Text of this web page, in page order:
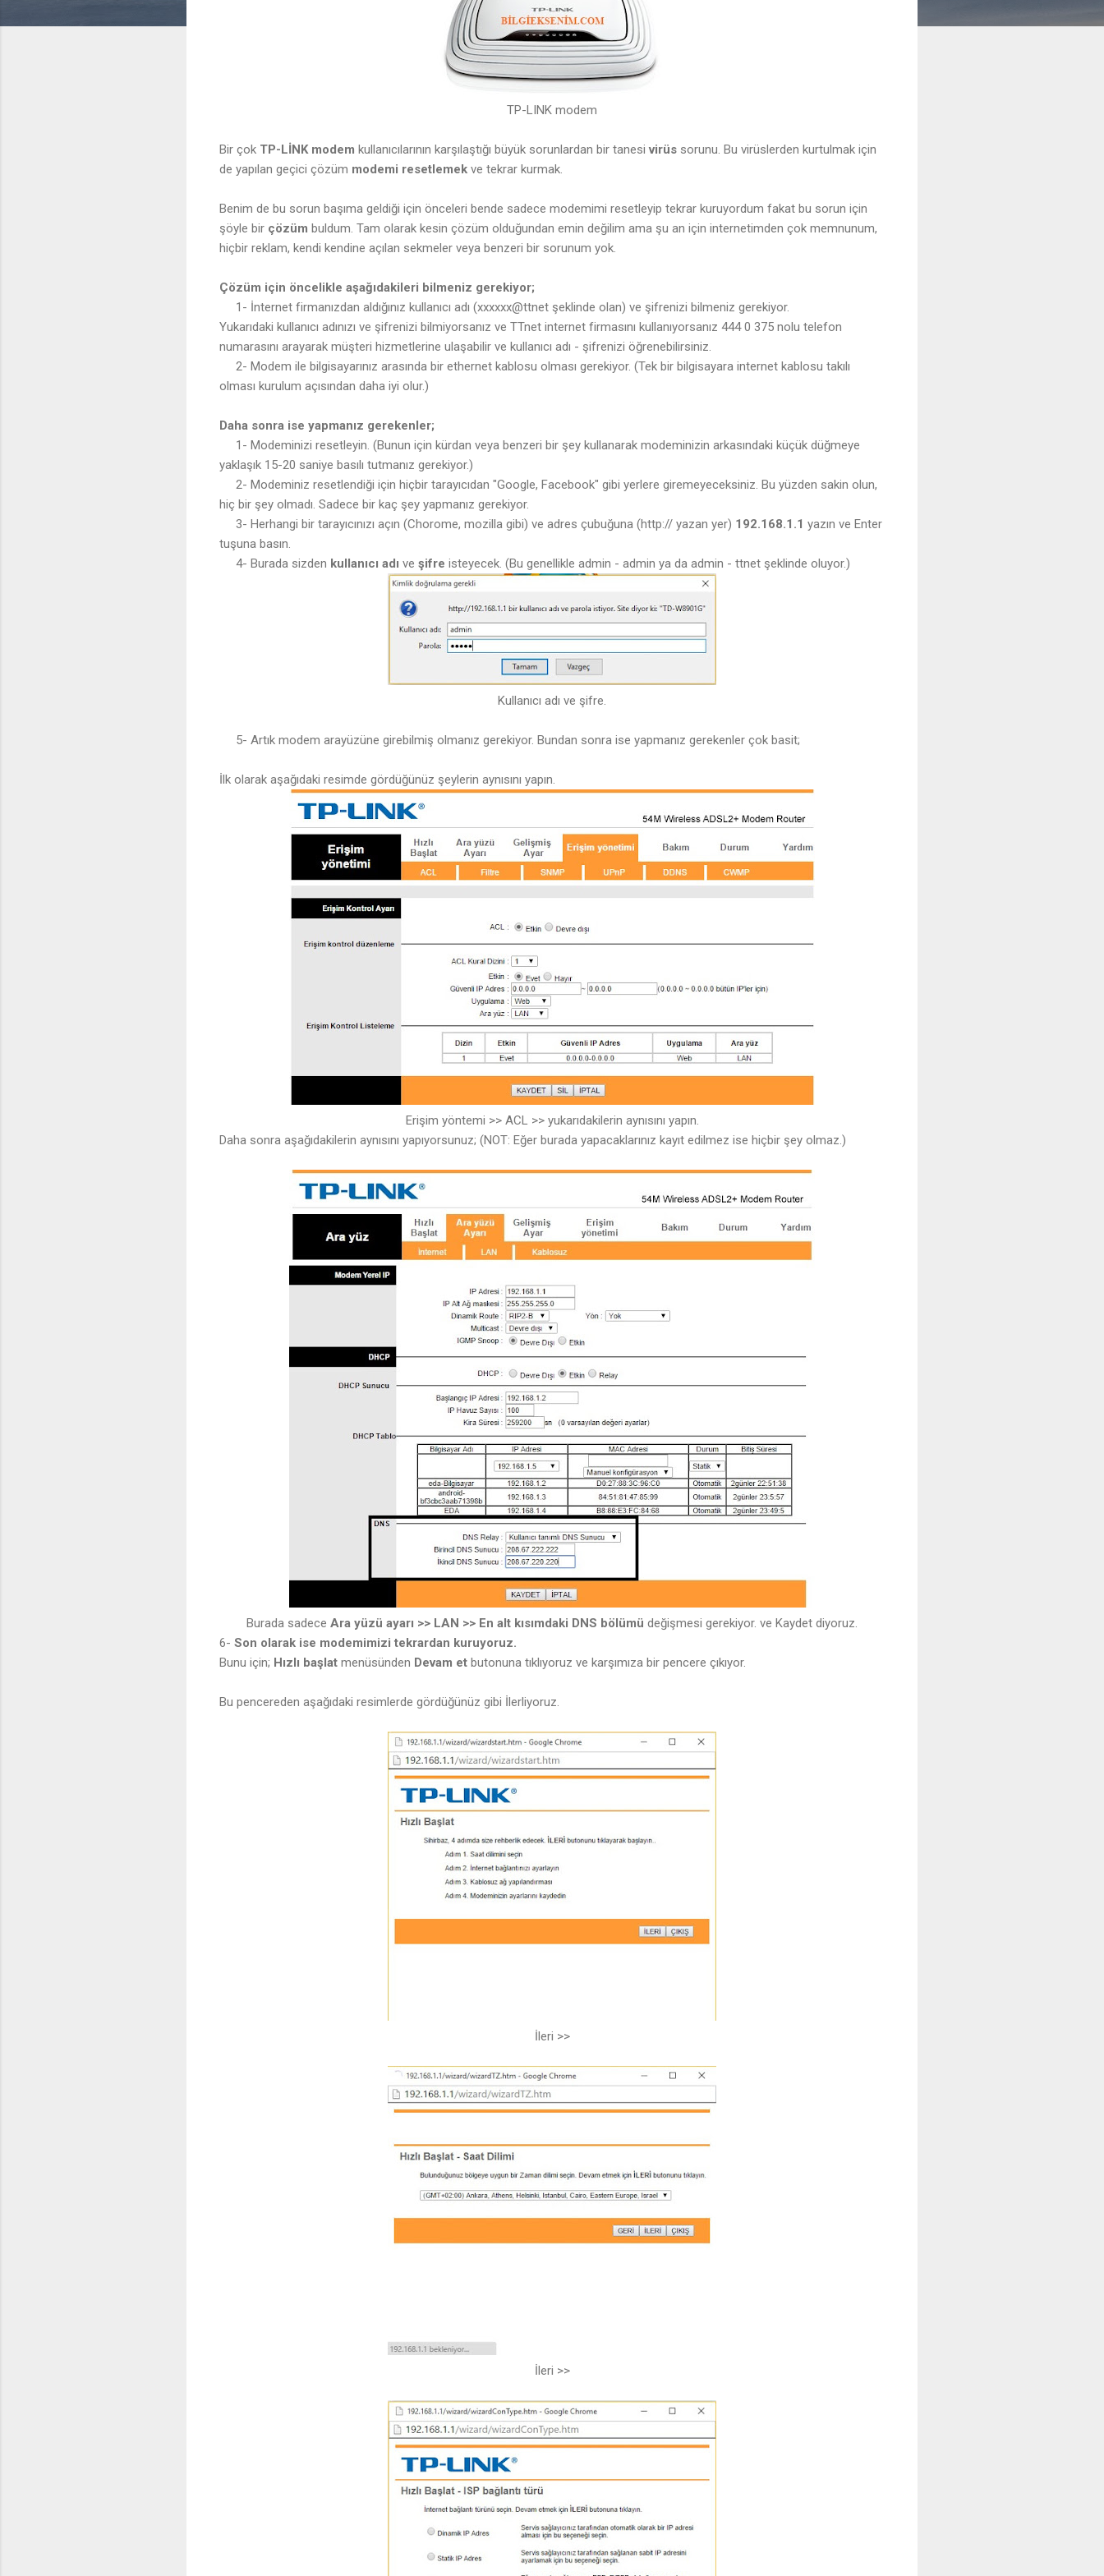
TP-LINK modem
Bir çok TP-LİNK modem kullanıcılarının karşılaştığı büyük sorunlardan bir tanesivirüs sorunu. Bu virüslerden kurtulmak için
de yapılan geçici çözüm modemi resetlemek ve tekrar kurmak.
Benim de bu sorun başıma geldiği için önceleri bende sadece modemimi resetleyip tekrar kuruyordum fakat bu sorun için
şöyle bir çözüm buldum. Tam olarak kesin çözüm olduğundan emin değilim ama şu an için internetimden çok memnunum,
hiçbir reklam, kendi kendine açılan sekmeler veya benzeri bir sorunum yok.
Çözüm için öncelikle aşağıdakileri bilmeniz gerekiyor;
1- İnternet firmanızdan aldığınız kullanıcı adı (xxxxxx@ttnet şeklinde olan) ve şifrenizi bilmeniz gerekiyor.
Yukarıdaki kullanıcı adınızı ve şifrenizi bilmiyorsanız ve TTnet internet firmasını kullanıyorsanız 444 0 375 nolu telefon
numarasını arayarak müşteri hizmetlerine ulaşabilir ve kullanıcı adı - şifrenizi öğrenebilirsiniz.
2- Modem ile bilgisayarınız arasında bir ethernet kablosu olması gerekiyor. (Tek bir bilgisayara internet kablosu takılı
olması kurulum açısından daha iyi olur.)
Daha sonra ise yapmanız gerekenler;
1- Modeminizi resetleyin. (Bunun için kürdan veya benzeri bir şey kullanarak modeminizin arkasındaki küçük düğmeye
yaklaşık 15-20 saniye basılı tutmanız gerekiyor.)
2- Modeminiz resetlendiği için hiçbir tarayıcıdan "Google, Facebook" gibi yerlere giremeyeceksiniz. Bu yüzden sakin olun,
hiç bir şey olmadı. Sadece bir kaç şey yapmanız gerekiyor.
3- Herhangi bir tarayıcınızı açın (Chorome, mozilla gibi) ve adres çubuğuna (http:// yazan yer) 192.168.1.1 yazın ve Enter
tuşuna basın.
4- Burada sizden kullanıcı adı ve şifre isteyecek. (Bu genellikle admin - admin ya da admin - ttnet şeklinde oluyor.)
Kullanıcı adı ve şifre.
5- Artık modem arayüzüne girebilmiş olmanız gerekiyor. Bundan sonra ise yapmanız gerekenler çok basit;
İlk olarak aşağıdaki resimde gördüğünüz şeylerin aynısını yapın.
Erişim yöntemi >> ACL >> yukarıdakilerin aynısını yapın.
Daha sonra aşağıdakilerin aynısını yapıyorsunuz; (NOT: Eğer burada yapacaklarınız kayıt edilmez ise hiçbir şey olmaz.)
Burada sadece Ara yüzü ayarı >> LAN >> En alt kısımdaki DNS bölümü değişmesi gerekiyor. ve Kaydet diyoruz.
6- Son olarak ise modemimizi tekrardan kuruyoruz.
Bunu için; Hızlı başlat menüsünden Devam et butonuna tıklıyoruz ve karşımıza bir pencere çıkıyor.
Bu pencereden aşağıdaki resimlerde gördüğünüz gibi İlerliyoruz.
İleri >>
İleri >>